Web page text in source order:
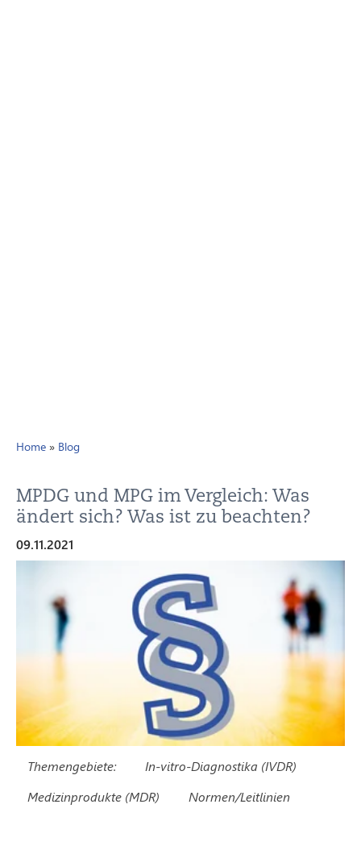
Home » Blog
MPDG und MPG im Vergleich: Was
ändert sich? Was ist zu beachten?
09.11.2021
Themengebiete:
In-vitro-Diagnostika (IVDR)
Medizinprodukte (MDR)
Normen/Leitlinien